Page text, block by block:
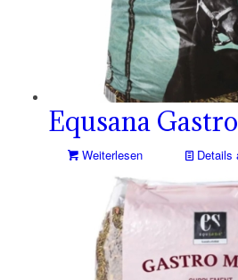
Equsana
Weiterlesen Details